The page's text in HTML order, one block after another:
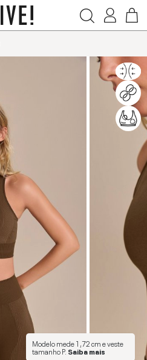
Modelo mede1,72 cme veste
tamanhoP. Saiba mais